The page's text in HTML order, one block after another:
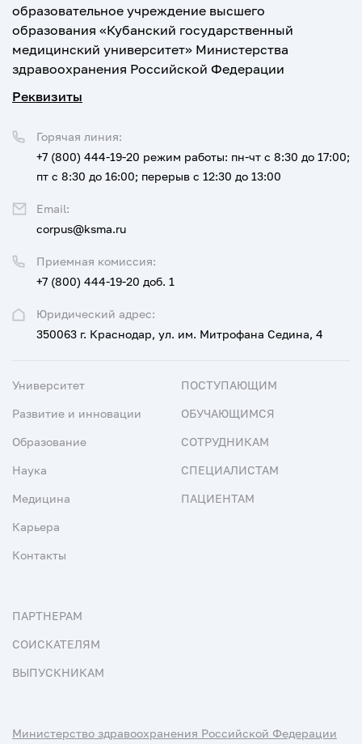
образовательное учреждение высшего
образования «Кубанский государственный
медицинский университет» Министерства
здравоохранения Российской Федерации
Реквизиты
Юридический адрес:
350063 г. Краснодар, ул. им. Митрофана Седина, 4
Приемная комиссия:
+7 (800) 444-19-20 доб. 1
Горячая линия:
+7 (800) 444-19-20 режим работы: пн-чт с 8:30 до 17:00;
пт с 8:30 до 16:00; перерыв с 12:30 до 13:00
Email:
corpus@ksma.ru
Университет
Развитие и инновации
Образование
Наука
Медицина
Карьера
Контакты
ПОСТУПАЮЩИМ
ОБУЧАЮЩИМСЯ
СОТРУДНИКАМ
СПЕЦИАЛИСТАМ
ПАЦИЕНТАМ
ПАРТНЕРАМ
СОИСКАТЕЛЯМ
ВЫПУСКНИКАМ
Министерство здравоохранения Российской Федерации